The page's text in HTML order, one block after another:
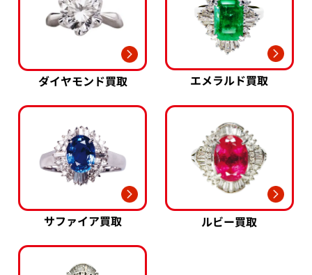
ミキモト Pt･Pm950 ダイヤモンド リング
0.34ct
参考買取価格
2025年12月11日時点
ミキモト K18
参考買取価格
28,000 円
2025年8月10日
ダイヤモンド買取 エメラルド買取
サファイア買取 ルビー買取